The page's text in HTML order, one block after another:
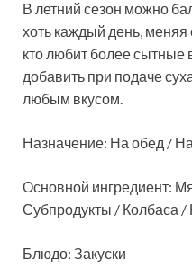
В летний сезон можно
хоть каждый день, меняя
кто любит более сытные
добавить при подаче
любым вкусом.
Назначение: На обед /
Основной ингредиент:
Субпродукты / Колбаса /
Блюдо: Закуски